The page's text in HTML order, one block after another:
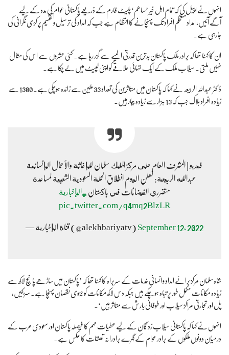
انہوں نے اپیل کی کہ تمام اہل خیر ’ساھم‘ پلیٹ فارم کے ذریعے پاکستانی عوام کی مدد کے لیے
آگے آئیں، امداد مستحکم افراد تک پہنچانے کا انتظام ہے جب کہ امداد کی ترسیل و تقسیم پر کڑی نگرانی کی
جارہی ہے۔
ان کا کہنا تھا کہ برادر ملک پاکستان بدترین قدرتی المیے سے گزر رہا ہے۔ کئی عشروں سے اس کی مثال
نہیں ملتی۔ سیلاب ملک کے ایک تہائی علاقے کو اپنی لپیٹ میں لے چکا ہے۔
ڈاکٹر عبداللہ الربیعہ نے کہا کہ پاکستان میں متاثرین کی تعداد 33 ملین سے زائدہ ہوچکی ہے۔ 1300 سے
زیادہ افراد ہلاک جب کہ 13 ہزار سے زیادہ بیمار ہیں۔
فيديو | المشرف العام على مركز الملك سلمان للإغاثة والأعمال الإنسانية
عبدالله الربيعة: نعلن اليوم انطلاق الحملة السعودية الشعبية لمساعدة
متضرري الفيضانات في باكستان#الإخبارية
pic.twitter.com/q4mq2BlzLR
— قناة الإخبارية (@alekhbariyatv)September 12, 2022
شاہ سلمان مرکز برائے امداد و انسانی خدمات کے سربراہ کا کہنا تھا کہ ’پاکستان میں ساڑھے پانچ لاکھ سے
زیادہ مکانات مکمل طور پر تباہ ہوچکے ہیں جبکہ دس لاکھ مکانات کو جزوی نقصان پہنچا ہے۔ سڑکیں،
پل اور تجارتی مراکز سیلاب اور طوفانی بارش سے متاثر ہیں‘۔
انہوں نے کہا کہ پاکستانی سیلاب زدگان کے لیے عطیات مہم کا فیصلہ پاکستان اور سعودی عرب کے
درمیان دونوں ملکوں کے برادر عوام کے گہرے برادرانہ تعلقات کا عکس ہے۔